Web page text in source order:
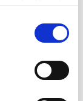
der Dienste